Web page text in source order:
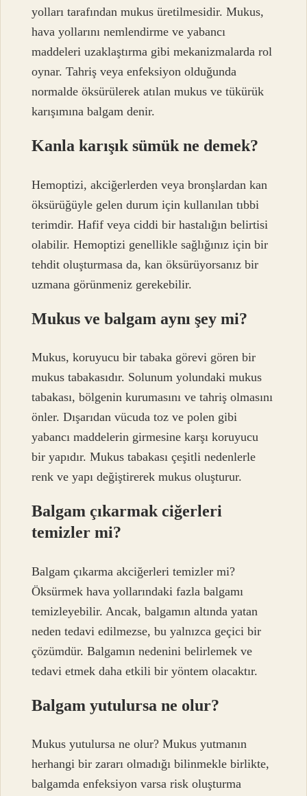
yolları tarafından mukus üretilmesidir. Mukus,
hava yollarını nemlendirme ve yabancı
maddeleri uzaklaştırma gibi mekanizmalarda rol
oynar. Tahriş veya enfeksiyon olduğunda
normalde öksürülerek atılan mukus ve tükürük
karışımına balgam denir.
Kanla karışık sümük ne demek?
Hemoptizi, akciğerlerden veya bronşlardan kan
öksürüğüyle gelen durum için kullanılan tıbbi
terimdir. Hafif veya ciddi bir hastalığın belirtisi
olabilir. Hemoptizi genellikle sağlığınız için bir
tehdit oluşturmasa da, kan öksürüyorsanız bir
uzmana görünmeniz gerekebilir.
Mukus ve balgam aynı şey mi?
Mukus, koruyucu bir tabaka görevi gören bir
mukus tabakasıdır. Solunum yolundaki mukus
tabakası, bölgenin kurumasını ve tahriş olmasını
önler. Dışarıdan vücuda toz ve polen gibi
yabancı maddelerin girmesine karşı koruyucu
bir yapıdır. Mukus tabakası çeşitli nedenlerle
renk ve yapı değiştirerek mukus oluşturur.
Balgam çıkarmak ciğerleri
temizler mi?
Balgam çıkarma akciğerleri temizler mi?
Öksürmek hava yollarındaki fazla balgamı
temizleyebilir. Ancak, balgamın altında yatan
neden tedavi edilmezse, bu yalnızca geçici bir
çözümdür. Balgamın nedenini belirlemek ve
tedavi etmek daha etkili bir yöntem olacaktır.
Balgam yutulursa ne olur?
Mukus yutulursa ne olur? Mukus yutmanın
herhangi bir zararı olmadığı bilinmekle birlikte,
balgamda enfeksiyon varsa risk oluşturma